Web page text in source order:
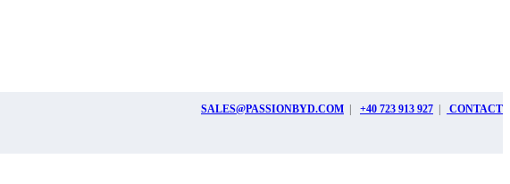
SALES@PASSIONBYD.COM | +40 723 913 927 | CONTACT